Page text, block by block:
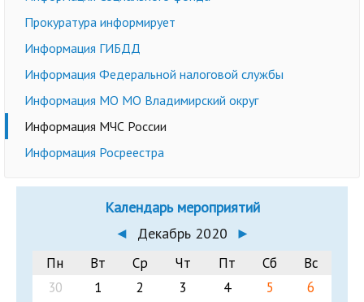
Прокуратура информирует
Информация ГИБДД
Информация Федеральной налоговой службы
Информация МО МО Владимирский округ
Информация МЧС России
Информация Росреестра
Календарь мероприятий
◄
Декабрь 2020 ►
Пн Вт Ср Чт Пт Сб
Вс
30
1 2 3 4 5
6